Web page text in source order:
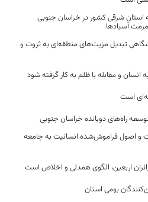
استان شرقی کشور در خراسان جنوبی
آسبادها
تبدیل مزیت‌های منطقه‌ای به ثروت و
و مقابله با ظلم به کار گرفته شود
است
و اصول فراموش‌شده انسانیت به جامعه
اربعین، الگوی همدلی و اخلاص است
بومی استان